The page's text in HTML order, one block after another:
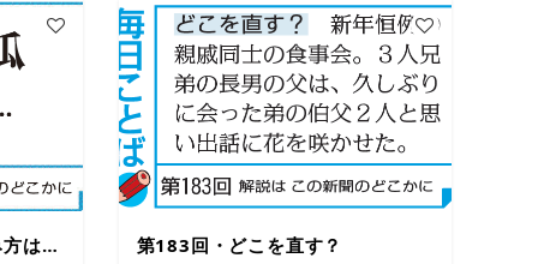
は… 第183回・どこを直す？